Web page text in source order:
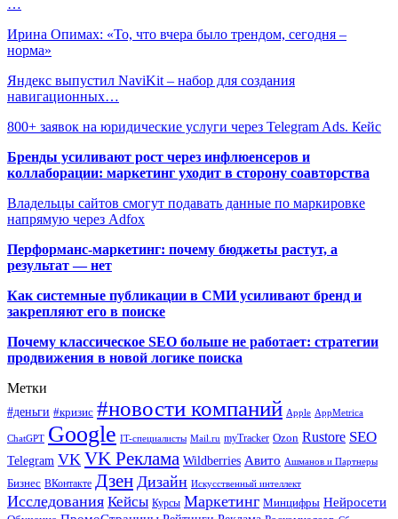
…
Ирина Опимах: «То, что вчера было трендом, сегодня –
норма»
Яндекс выпустил NaviKit – набор для создания
навигационных…
800+ заявок на юридические услуги через Telegram Ads. Кейс
Бренды усиливают рост через инфлюенсеров и
коллаборации: маркетинг уходит в сторону соавторства
Владельцы сайтов смогут подавать данные по маркировке
напрямую через Adfox
Перформанс-маркетинг: почему бюджеты растут, а
результат — нет
Как системные публикации в СМИ усиливают бренд и
закрепляют его в поиске
Почему классическое SEO больше не работает: стратегии
продвижения в новой логике поиска
Метки
#деньги #кризис #новости компаний Apple AppMetrica
ChatGPT Google IT-специалисты Mail.ru myTracker Ozon Rustore SEO
Telegram VK VK Реклама Wildberries Авито Ашманов и Партнеры
Бизнес ВКонтакте Дзен Дизайн Искусственный интеллект
Исследования Кейсы Курсы Маркетинг Минцифры Нейросети